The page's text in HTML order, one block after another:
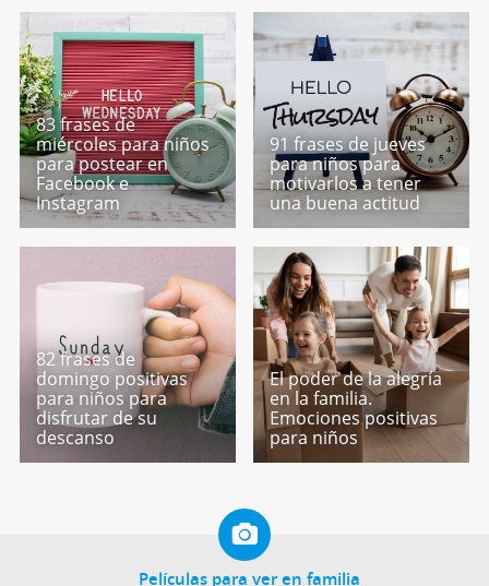
83 frases de
miércoles para niños
para postear en
Facebook e
Instagram
91 frases de jueves
para niños para
motivarlos a tener
una buena actitud
82 frases de
domingo positivas
para niños para
disfrutar de su
descanso
El poder de la alegría
en la familia.
Emociones positivas
para niños
Películas para ver en familia